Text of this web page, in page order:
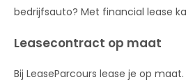
bedrijfsauto? Met financial lease
Leasecontract op maat
Bij LeaseParcours lease je op